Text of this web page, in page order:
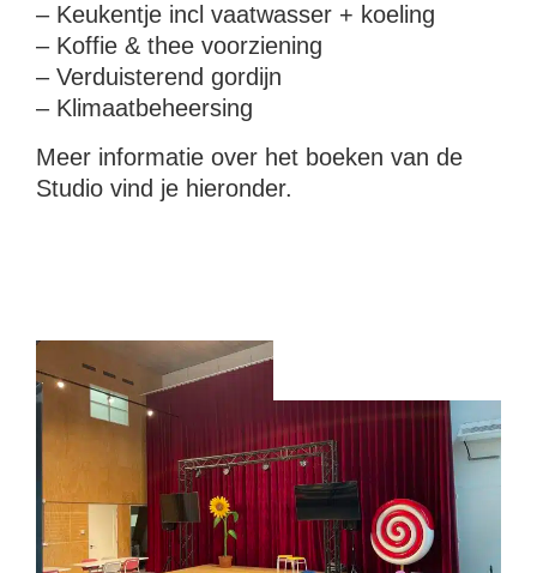
– Keukentje incl vaatwasser + koeling
– Koffie & thee voorziening
– Verduisterend gordijn
– Klimaatbeheersing
Meer informatie over het boeken van de
Studio vind je hieronder.